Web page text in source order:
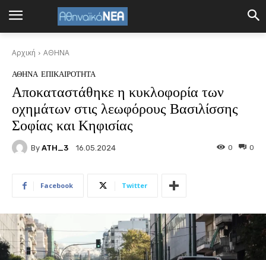
Αρχική ΑΘΗΝΑ
ΑΘΗΝΑ ΕΠΙΚΑΙΡΟΤΗΤΑ
Αποκαταστάθηκε η κυκλοφορία των
οχημάτων στις λεωφόρους Βασιλίσσης
Σοφίας και Κηφισίας
By ATH_3 16.05.2024 0
0
Facebook Twitter